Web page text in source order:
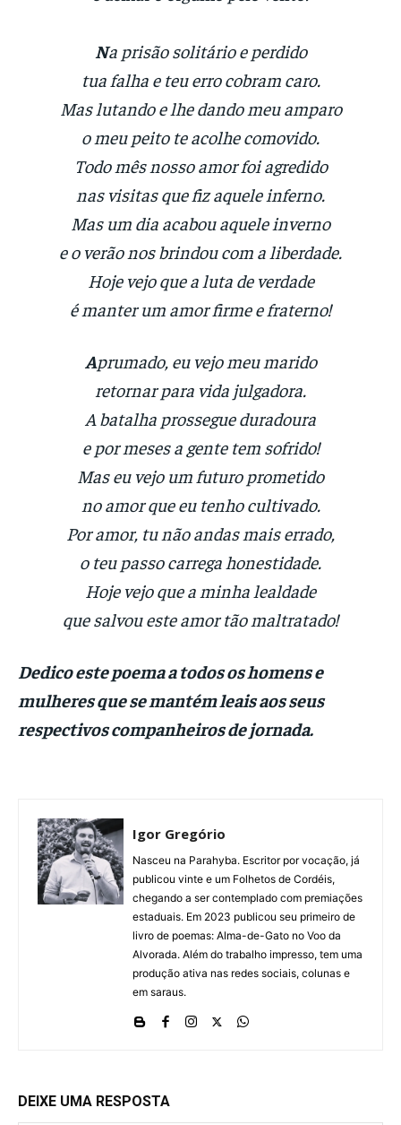
Na prisão solitário e perdido
tua falha e teu erro cobram caro.
Mas lutando e lhe dando meu amparo
o meu peito te acolhe comovido.
Todo mês nosso amor foi agredido
nas visitas que fiz aquele inferno.
Mas um dia acabou aquele inverno
e o verão nos brindou com a liberdade.
Hoje vejo que a luta de verdade
é manter um amor firme e fraterno!
Aprumado, eu vejo meu marido
retornar para vida julgadora.
A batalha prossegue duradoura
e por meses a gente tem sofrido!
Mas eu vejo um futuro prometido
no amor que eu tenho cultivado.
Por amor, tu não andas mais errado,
o teu passo carrega honestidade.
Hoje vejo que a minha lealdade
que salvou este amor tão maltratado!
Dedico este poema a todos os homens e
mulheres que se mantém leais aos seus
respectivos companheiros de jornada.
Igor Gregório
Nasceu na Parahyba. Escritor por vocação, já
publicou vinte e um Folhetos de Cordéis,
chegando a ser contemplado com premiações
estaduais. Em 2023 publicou seu primeiro de
livro de poemas: Alma-de-Gato no Voo da
Alvorada. Além do trabalho impresso, tem uma
produção ativa nas redes sociais, colunas e
em saraus.
DEIXE UMA RESPOSTA